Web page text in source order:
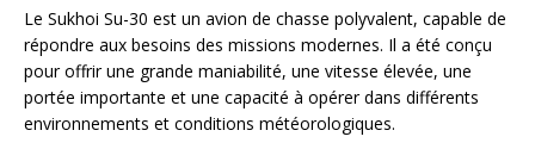
Le Sukhoi Su-30 est un avion de chasse polyvalent, capable de
répondre aux besoins des missions modernes. Il a été conçu
pour offrir une grande maniabilité, une vitesse élevée, une
portée importante et une capacité à opérer dans différents
environnements et conditions météorologiques.